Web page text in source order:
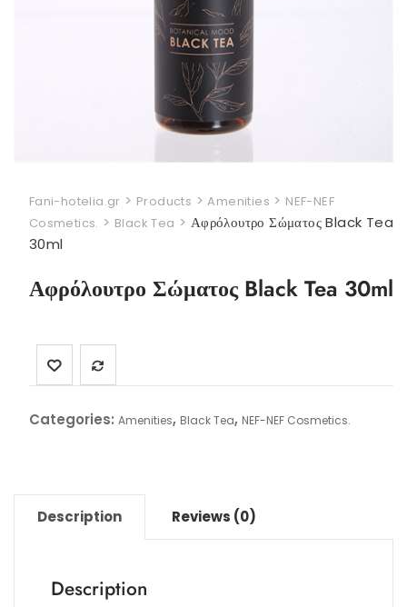
Fani-hotelia.gr > Products >Amenities > NEF-NEF
Cosmetics. > Black Tea > Αφρόλουτρο Σώματος Black Tea
30ml
Αφρόλουτρο Σώματος Black Tea 30ml
Categories: Amenities, Black Tea, NEF-NEF Cosmetics.
Description Reviews (0)
Description